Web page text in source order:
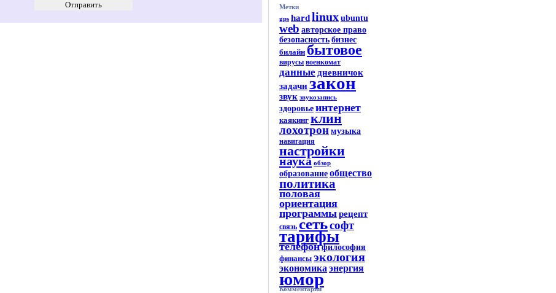
Метки
gps hardlinuxubuntu
web авторское право
безопасность бизнес
билайн бытовое
вирусы военкомат
данные дневничок
задачизакон
звук звукозапись
здоровьеинтернет
каякинг клин
лохотрон музыка
навигация
настройки
наука обзор
образование общество
политика
половая
ориентация
программырецепт
связь сетьсофт
тарифы
телефон философия
финансы экология
экономикаэнергия
юмор
Комментарии